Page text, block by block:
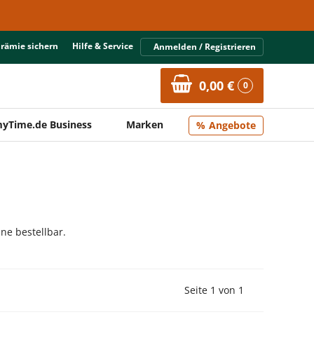
sichern Hilfe & Service Anmelden / Registrieren
0,00 € 0
Business Marken Angebote
bestellbar.
Vorherige Seite
Seite 1 von 1